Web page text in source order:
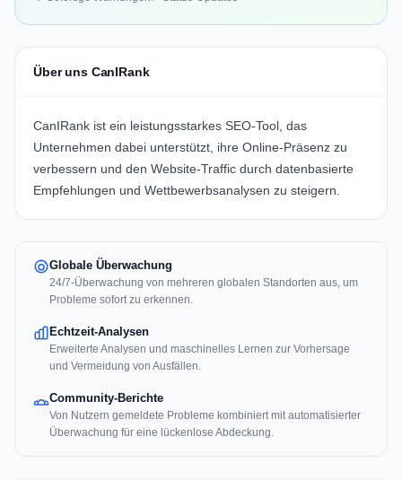
Über uns CanIRank
CanIRank ist ein leistungsstarkes SEO-Tool, das
Unternehmen dabei unterstützt, ihre Online-Präsenz zu
verbessern und den Website-Traffic durch datenbasierte
Empfehlungen und Wettbewerbsanalysen zu steigern.
Globale Überwachung
24/7-Überwachung von mehreren globalen Standorten aus, um
Probleme sofort zu erkennen.
Echtzeit-Analysen
Erweiterte Analysen und maschinelles Lernen zur Vorhersage
und Vermeidung von Ausfällen.
Community-Berichte
Von Nutzern gemeldete Probleme kombiniert mit automatisierter
Überwachung für eine lückenlose Abdeckung.